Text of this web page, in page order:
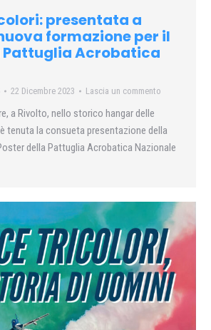
presentata a
formazione per il
Pattuglia Acrobatica
22 Dicembre 2023 Lascia un commento
a Rivolto, nello storico hangar delle
tenuta la consueta presentazione della
della Pattuglia Acrobatica Nazionale